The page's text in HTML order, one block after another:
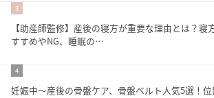
3
【助産師監修】産後の寝方が重要な理由とは？寝
すすめやNG、睡眠の…
4
妊娠中〜産後の骨盤ケア、骨盤ベルト人気5選！位